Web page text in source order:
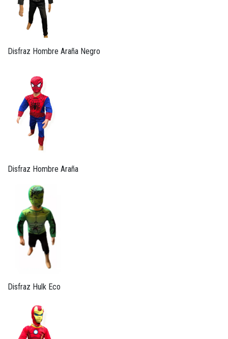
Disfraz Hombre Araña Negro
Disfraz Hombre Araña
Disfraz Hulk Eco